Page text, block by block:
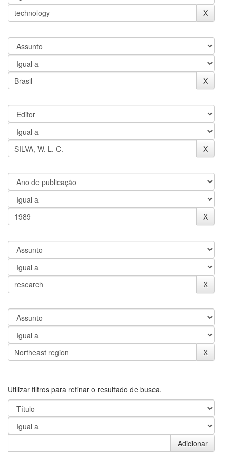
Utilizar filtros para refinar o resultado de busca.